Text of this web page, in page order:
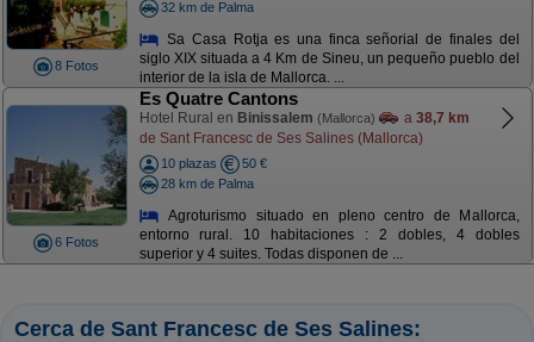
8 Fotos
32 km de Palma
Sa Casa Rotja es una finca señorial de finales del
siglo XIX situada a 4 Km de Sineu, un pequeño pueblo del
interior de la isla de Mallorca. ...
6 Fotos
Es Quatre Cantons
Hotel Rural en Binissalem (Mallorca) a 38,7 km
de Sant Francesc de Ses Salines (Mallorca)
10 plazas
50 €
28 km de Palma
Agroturismo situado en pleno centro de Mallorca,
entorno rural. 10 habitaciones : 2 dobles, 4 dobles
superior y 4 suites. Todas disponen de ...
Cerca de Sant Francesc de Ses Salines: